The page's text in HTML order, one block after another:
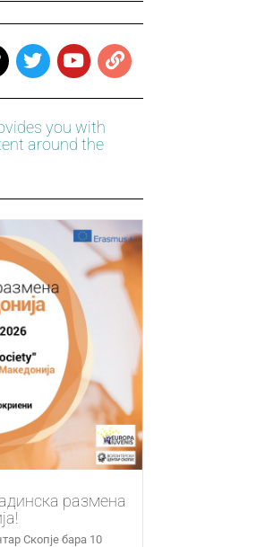
you with
around the
размена
Скопје бара 10